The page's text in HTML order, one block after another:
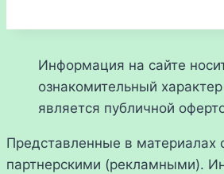
Информация на сайте
ознакомительный
является публичной
Представленные в материалах
партнерскими (рекламными).